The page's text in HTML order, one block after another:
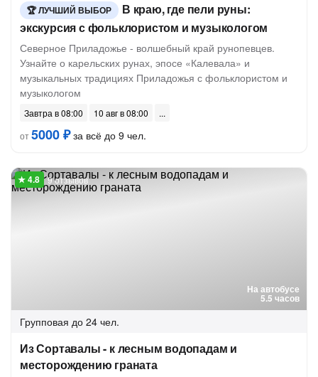
ЛУЧШИЙ ВЫБОР
В краю, где пели руны:
экскурсия с фольклористом и музыкологом
Северное Приладожье - волшебный край рунопевцев.
Узнайте о карельских рунах, эпосе «Калевала» и
музыкальных традициях Приладожья с фольклористом и
музыкологом
Завтра в 08:00
10 авг в 08:00
от5000 ₽за всё до 9 чел.
На автобусе
5.5 часов
9 отзывов
Групповая до 24 чел.
Из Сортавалы - к лесным водопадам и
месторождению граната